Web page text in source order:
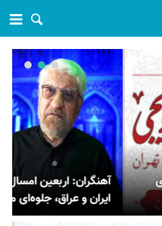
با قدردانی متقابل مردم
متفاوت خواهد داشت